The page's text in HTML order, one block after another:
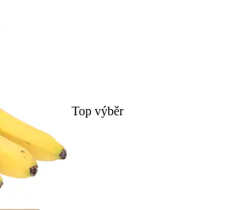
Top výběr